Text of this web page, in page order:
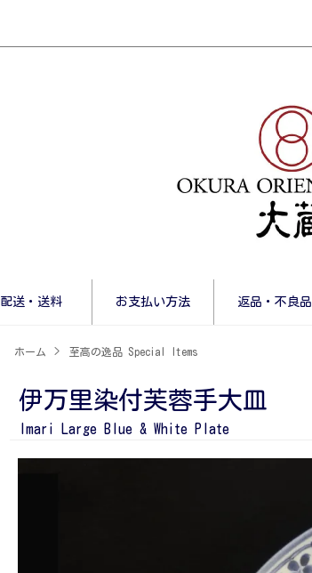
配送・送料 お支払い方法 返品・不良品
ホーム > 至高の逸品 Special Items
伊万里染付芙蓉手大皿
Imari Large Blue & White Plate